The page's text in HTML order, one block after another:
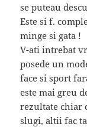
se puteau
Este si f.
minge si gata !
V-ati intrebat
posede un
face si sport
este mai greu
rezultate chiar
slugi, altii fac